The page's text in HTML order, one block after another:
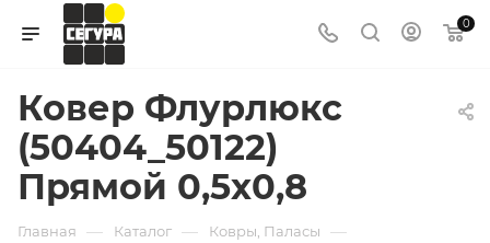
0
Ковер Флурлюкс
(50404_50122)
Прямой 0,5х0,8
Главная — Каталог — Ковры, Паласы —